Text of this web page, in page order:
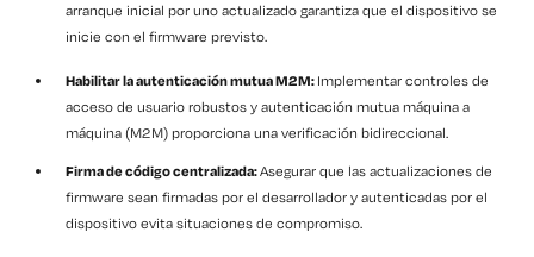
arranque inicial por uno actualizado garantiza que el dispositivo se
inicie con el firmware previsto.
Habilitar la autenticación mutua M2M: Implementar controles de
acceso de usuario robustos y autenticación mutua máquina a
máquina (M2M) proporciona una verificación bidireccional.
Firma de código centralizada:Asegurar que las actualizaciones de
firmware sean firmadas por el desarrollador y autenticadas por el
dispositivo evita situaciones de compromiso.